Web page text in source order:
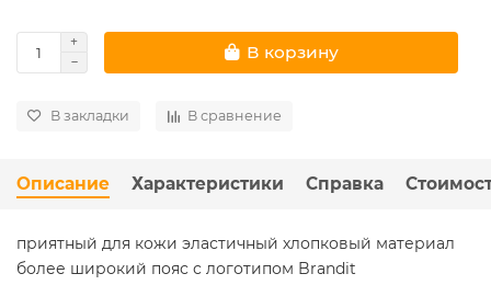
В корзину
В закладки В сравнение
Описание Характеристики Справка
приятный для кожи эластичный хлопковый материал
более широкий пояс с логотипом Brandit